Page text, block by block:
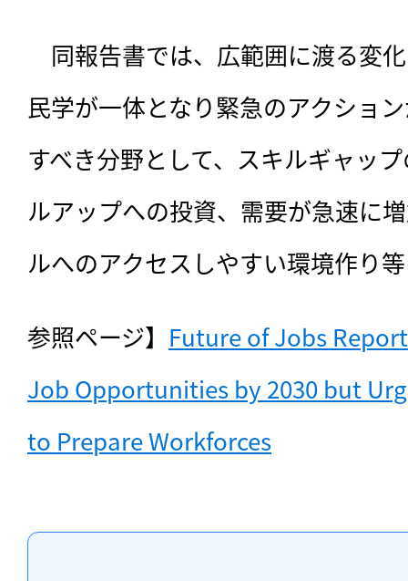
同報告書では、広範囲に渡る変
民学が一体となり緊急のアクショ
すべき分野として、スキルギャッ
ルアップへの投資、需要が急速に
ルへのアクセスしやすい環境作り
参照ページ】 Future of Jobs
Job Opportunities by 2030 but
to Prepare Workforces